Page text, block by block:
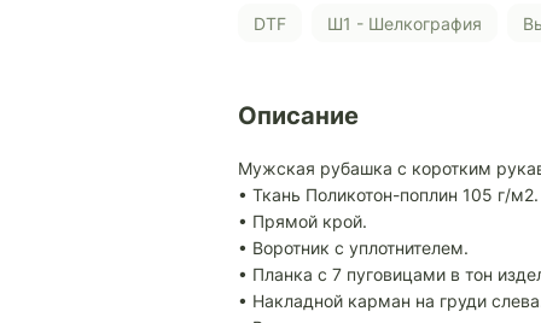
DTF Ш1 - Шелкография
Описание
Мужская рубашка с коротким
• Ткань Поликотон-поплин 105 г/м2.
• Прямой крой.
• Воротник с уплотнителем.
• Планка с 7 пуговицами в тон
• Накладной карман на груди